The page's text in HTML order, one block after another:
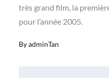
très grand film, la
pour l’année 2005.
ByadminTan